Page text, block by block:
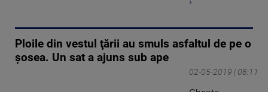
Ploile din vestul ţării au smuls asfaltul de pe o
şosea. Un sat a ajuns sub ape
02-05-2019 | 08:11